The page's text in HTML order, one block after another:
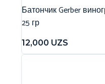
Батончик Gerber
25 гр
12,000 UZS